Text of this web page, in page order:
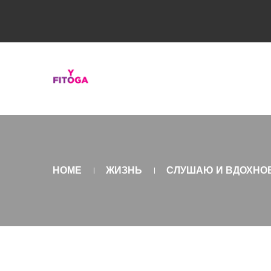
HOME ЖИЗНЬ СЛУШАЮ И